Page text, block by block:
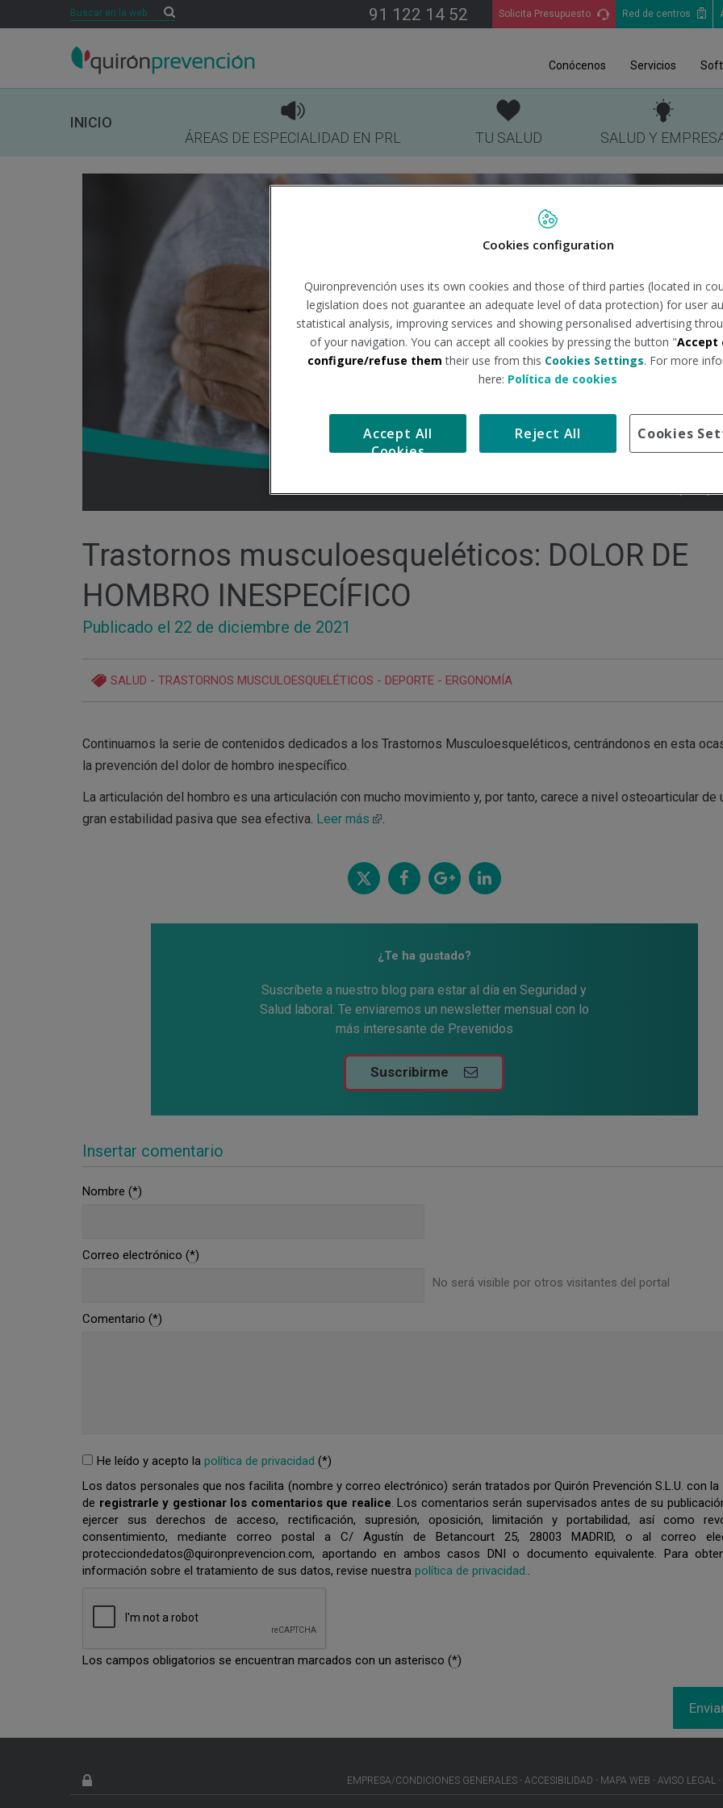
Buscar 91 122 14 52 Solicita Presupuesto Red de centros
Conócenos Servicios
INICIO
ÁREAS DE ESPECIALIDAD EN PRL
TU SALUD SALUD Y
Trastornos musculoesqueléticos: DOLOR DE
HOMBRO INESPECÍFICO
Publicado el 22 de diciembre de 2021
SALUD - TRASTORNOS MUSCULOESQUELÉTICOS - DEPORTE - ERGONOMÍA
Continuamos la serie de contenidos dedicados a los Trastornos Musculoesqueléticos, centrándonos en esta
la prevención del dolor de hombro inespecífico.
La articulación del hombro es una articulación con mucho movimiento y, por tanto, carece a nivel osteoarticular de
gran estabilidad pasiva que sea efectiva. Leer más .
¿Te ha gustado?
Suscríbete a nuestro blog para estar al día en Seguridad y
Salud laboral. Te enviaremos un newsletter mensual con lo
más interesante de Prevenidos
Suscribirme
Insertar comentario
Nombre (*)
Correo electrónico (*)
No será visible por otros visitantes del portal
Comentario (*)
He leído y acepto la política de privacidad (*)
Los datos personales que nos facilita (nombre y correo electrónico) serán tratados por Quirón Prevención S.L.U. con la
de registrarle y gestionar los comentarios que realice. Los comentarios serán supervisados antes de su
ejercer sus derechos de acceso, rectificación, supresión, oposición, limitación y portabilidad, así como
consentimiento, mediante correo postal a C/ Agustín de Betancourt 25, 28003 MADRID, o al correo
protecciondedatos@quironprevencion.com, aportando en ambos casos DNI o documento equivalente. Para
información sobre el tratamiento de sus datos, revise nuestra política de privacidad..
Los campos obligatorios se encuentran marcados con un asterisco (*)
EMPRESA/CONDICIONES GENERALES ACCESIBILIDAD MAPA WEB AVISO LEGAL
Cookies configuration
Quironprevención uses its own cookies and those of third parties (located in
legislation does not guarantee an adequate level of data protection) for user
statistical analysis, improving services and showing personalised advertising
of your navigation. You can accept all cookies by pressing the button "Accept
configure/refuse them their use from this Cookies Settings. For more
here: Política de cookies
Cookies
Reject All
Accept All
Cookies